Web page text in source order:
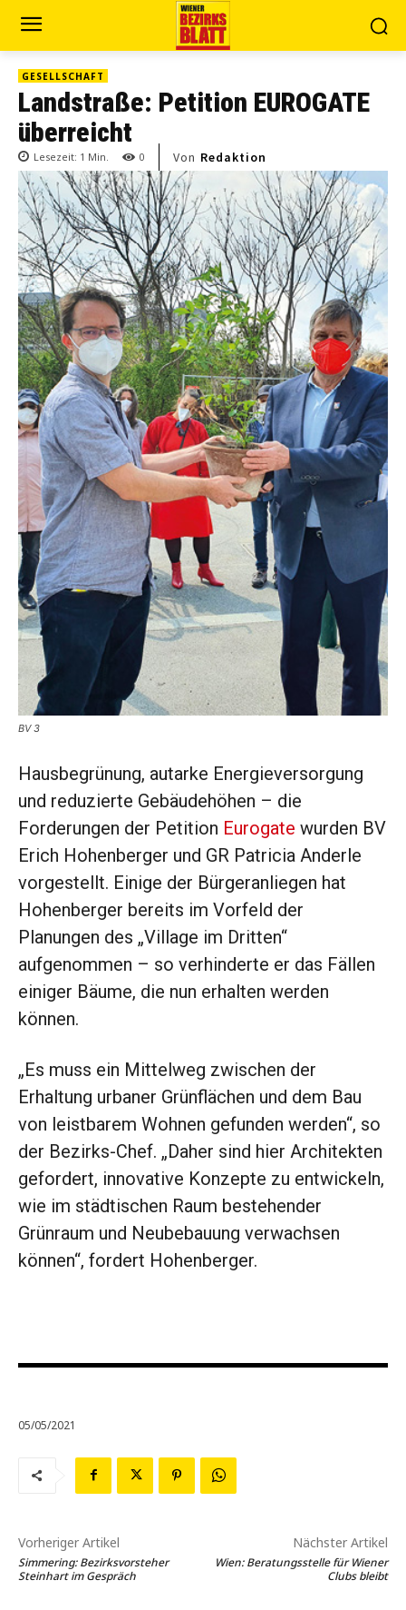
GESELLSCHAFT
Landstraße: Petition EUROGATE
überreicht
Lesezeit: 1 Min. 0 Von Redaktion
BV 3
Hausbegrünung, ­autarke Energieversorgung
und ­reduzierte Gebäudehöhen – die
Forderungen der Petition Eurogate wurden BV
Erich Hohenberger und GR Patricia Anderle
vorgestellt. Einige der Bürgeranliegen hat
Hohenberger bereits im Vorfeld der
Planungen des „Village im Dritten“
aufgenommen – so verhinderte er das Fällen
einiger Bäume, die nun erhalten werden
können.
„Es muss ein Mittelweg zwischen der
Erhaltung urbaner Grünflächen und dem Bau
von leistbarem Wohnen gefunden werden“, so
der Bezirks-Chef. „Daher sind hier Architekten
gefordert, innovative Konzepte zu entwickeln,
wie im städtischen Raum bestehender
Grünraum und Neubebauung verwachsen
können“, fordert Hohenberger.
05/05/2021
Vorheriger Artikel
Simmering: Bezirksvorsteher
Steinhart im Gespräch
Nächster Artikel
Wien: Beratungsstelle für Wiener
Clubs bleibt